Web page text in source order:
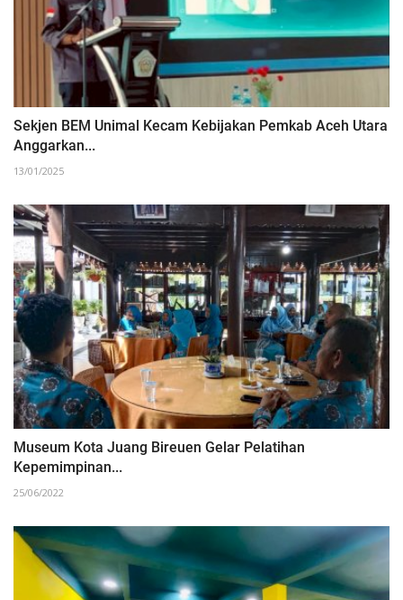
Sekjen BEM Unimal Kecam Kebijakan Pemkab Aceh Utara
Anggarkan...
13/01/2025
Museum Kota Juang Bireuen Gelar Pelatihan
Kepemimpinan...
25/06/2022